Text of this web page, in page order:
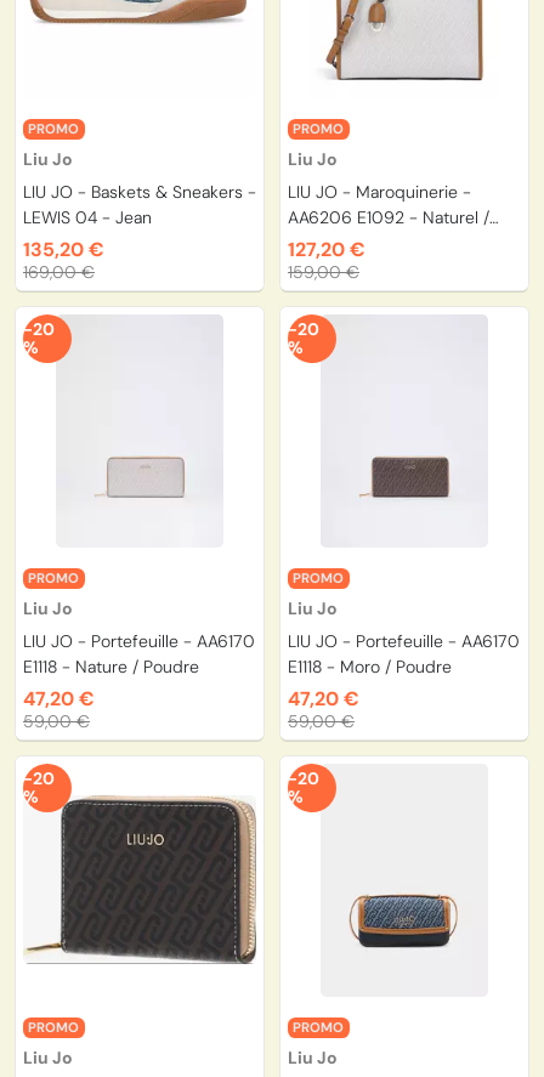
PROMO
Liu Jo
LIU JO - Baskets & Sneakers -
LEWIS 04 - Jean
135,20 €
169,00 €
PROMO
Liu Jo
LIU JO - Maroquinerie -
AA6206 E1092 - Naturel /
Séquoia
127,20 €
159,00 €
PROMO
Liu Jo
LIU JO - Portefeuille - AA6170
E1118 - Nature / Poudre
47,20 €
59,00 €
-20
%
PROMO
Liu Jo
LIU JO - Portefeuille - AA6170
E1118 - Moro / Poudre
47,20 €
59,00 €
-20
%
PROMO
Liu Jo
-20
%
PROMO
Liu Jo
-20
%